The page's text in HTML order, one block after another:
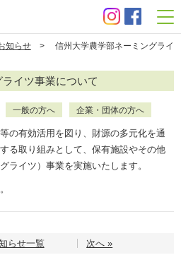
知らせ > 信州大学農学部ネーミングライ
イツ事業について
一般の方へ 企業・団体の方へ
の有効活用を図り、財源の多元化を通
る取り組みとして、保有施設やその他
ライツ）事業を実施いたします。
らせ一覧 次へ »